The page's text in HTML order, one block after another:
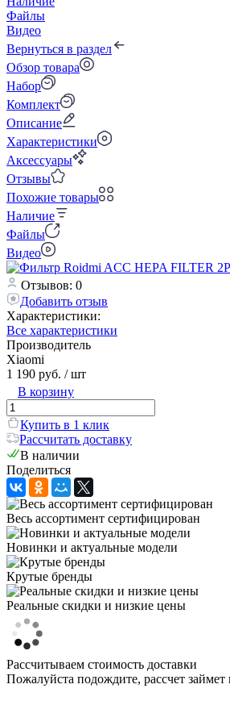
Файлы
Видео
Вернуться в раздел
Обзор товара
Набор
Комплект
Описание
Характеристики
Аксессуары
Отзывы
Похожие товары
Наличие
Файлы
Видео
Отзывов: 0
Добавить отзыв
Характеристики:
Все характеристики
Производитель
Xiaomi
1 190 руб. / шт
В корзину
Купить в 1 клик
Рассчитать доставку
В наличии
Поделиться
Весь ассортимент сертифицирован
Новинки и актуальные модели
Крутые бренды
Реальные скидки и низкие цены
Рассчитываем стоимость доставки
Пожалуйста подождите, рассчет